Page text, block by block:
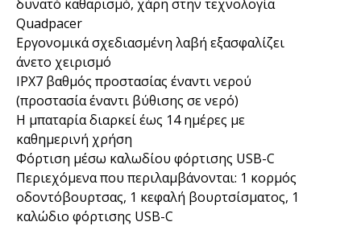
δυνατό καθαρισμό, χάρη στην τεχνολογία
Quadpacer
Εργονομικά σχεδιασμένη λαβή εξασφαλίζει
άνετο χειρισμό
IPX7 βαθμός προστασίας έναντι νερού
(προστασία έναντι βύθισης σε νερό)
Η μπαταρία διαρκεί έως 14 ημέρες με
καθημερινή χρήση
Φόρτιση μέσω καλωδίου φόρτισης USB-C
Περιεχόμενα που περιλαμβάνονται: 1 κορμός
οδοντόβουρτσας, 1 κεφαλή βουρτσίσματος, 1
καλώδιο φόρτισης USB-C